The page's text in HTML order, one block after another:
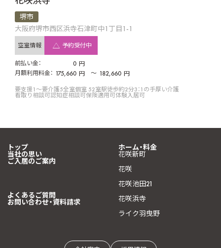
堺市
大阪府堺市西区浜寺石津町中1丁目1-1
空室情報 予約受付中
前払い金： 0 円
月額利用料金： 175,660 円 〜 182,660 円
要支援1〜要介護5全室個室 52室駅徒歩約2分3：1の手厚い介護
看取り相談可認知症相談可保険適用可体験入居可
トップ
当社の思い
ご入居のご案内
ホーム・料金
花咲新町
花咲
花咲池田21
花咲浜寺
ライク羽曳野
よくあるご質問
お問い合わせ・資料請求